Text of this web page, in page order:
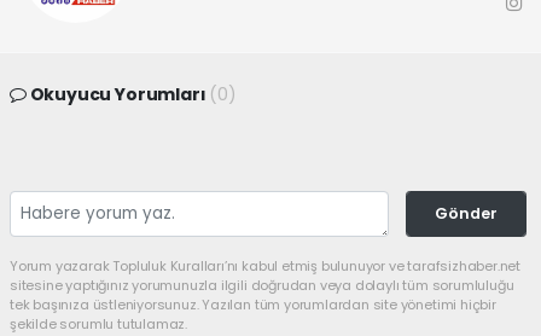
Okuyucu Yorumları (0)
Gönder
Yorum yazarak Topluluk Kuralları’nı kabul etmiş bulunuyor ve tarafsizhaber.net
sitesine yaptığınız yorumunuzla ilgili doğrudan veya dolaylı tüm sorumluluğu
tek başınıza üstleniyorsunuz. Yazılan tüm yorumlardan site yönetimi hiçbir
şekilde sorumlu tutulamaz.